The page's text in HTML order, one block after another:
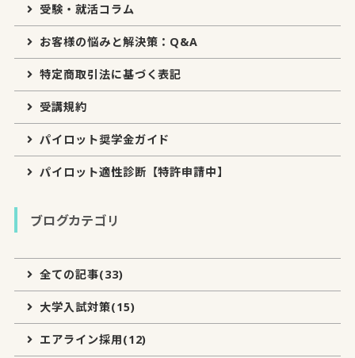
受験・就活コラム
お客様の悩みと解決策：Q&A
特定商取引法に基づく表記
受講規約
パイロット奨学金ガイド
パイロット適性診断【特許申請中】
ブログカテゴリ
全ての記事(33)
大学入試対策(15)
エアライン採用(12)